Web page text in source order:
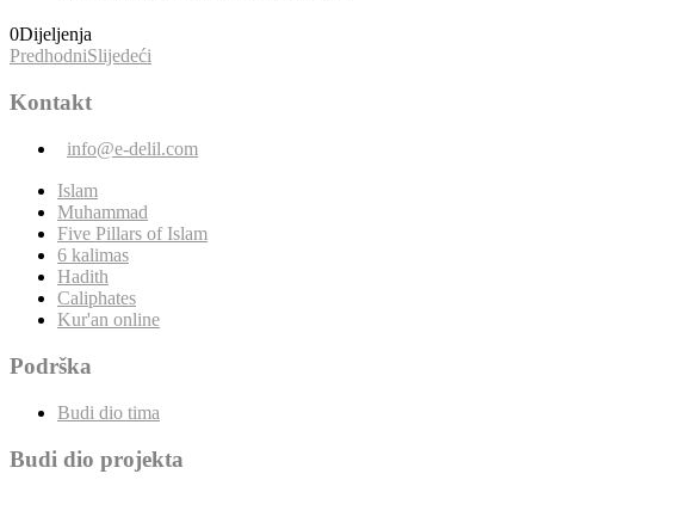
0Dijeljenja
PredhodniSlijedeći
Kontakt
info@e-delil.com
Islam
Muhammad
Five Pillars of Islam
6 kalimas
Hadith
Caliphates
Kur'an online
Podrška
Budi dio tima
Budi dio projekta